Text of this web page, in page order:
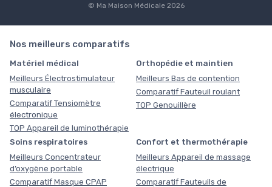
© Ma Maison Médicale 2026
Nos meilleurs comparatifs
Matériel médical
Meilleurs Électrostimulateur
musculaire
Comparatif Tensiomètre
électronique
TOP Appareil de luminothérapie
Orthopédie et maintien
Meilleurs Bas de contention
Comparatif Fauteuil roulant
TOP Genouillère
Soins respiratoires
Meilleurs Concentrateur
d’oxygène portable
Comparatif Masque CPAP
Confort et thermothérapie
Meilleurs Appareil de massage
électrique
Comparatif Fauteuils de